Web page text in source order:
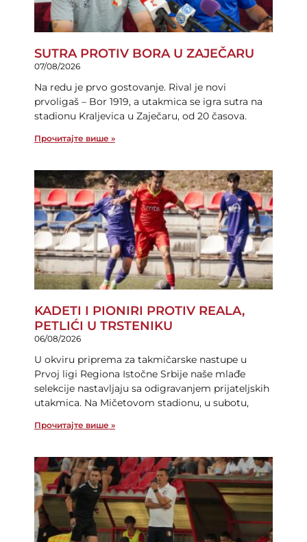
SUTRA PROTIV BORA U ZAJEČARU
07/08/2026
Na redu je prvo gostovanje. Rival je novi
prvoligaš – Bor 1919, a utakmica se igra sutra na
stadionu Kraljevica u Zaječaru, od 20 časova.
Прочитајте више »
KADETI I PIONIRI PROTIV REALA,
PETLIĆI U TRSTENIKU
06/08/2026
U okviru priprema za takmičarske nastupe u
Prvoj ligi Regiona Istočne Srbije naše mlađe
selekcije nastavljaju sa odigravanjem prijateljskih
utakmica. Na Mičetovom stadionu, u subotu,
Прочитајте више »